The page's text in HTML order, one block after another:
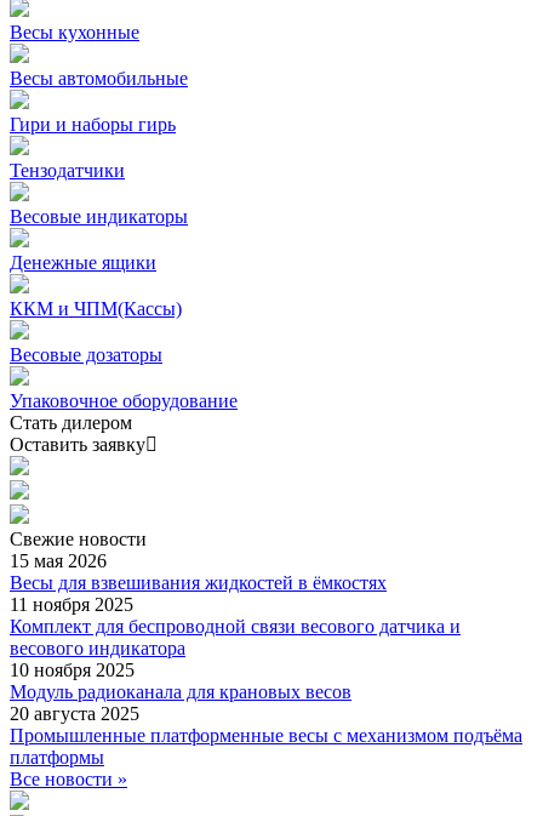
Весы кухонные
Весы автомобильные
Гири и наборы гирь
Тензодатчики
Весовые индикаторы
Денежные ящики
ККМ и ЧПМ(Кассы)
Весовые дозаторы
Упаковочное оборудование
Стать дилером
Оставить заявку
Свежие новости
15 мая 2026
Весы для взвешивания жидкостей в ёмкостях
11 ноября 2025
Комплект для беспроводной связи весового датчика и
весового индикатора
10 ноября 2025
Модуль радиоканала для крановых весов
20 августа 2025
Промышленные платформенные весы с механизмом подъёма
платформы
Все новости »